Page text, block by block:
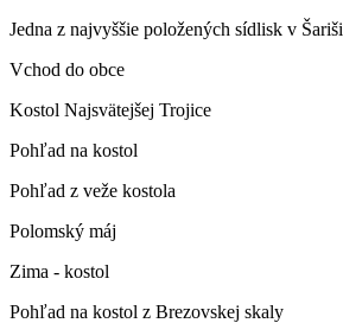
Jedna z najvyššie položených sídlisk v Šariši
Vchod do obce
Kostol Najsvätejšej Trojice
Pohľad na kostol
Pohľad z veže kostola
Polomský máj
Zima - kostol
Pohľad na kostol z Brezovskej skaly